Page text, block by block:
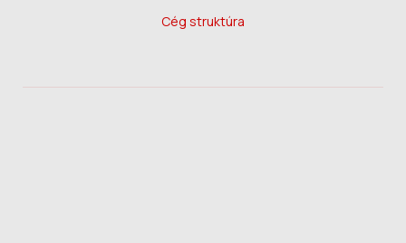
Cég struktúra